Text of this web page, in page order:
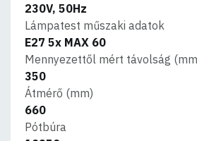
230V, 50Hz
Lámpatest műszaki adatok
E27 5x MAX 60
Mennyezettől mért távolság
350
Átmérő (mm)
660
Pótbúra